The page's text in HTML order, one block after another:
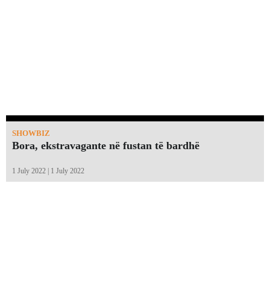
SHOWBIZ
Bora, ekstravagante në fustan të bardhë
1 July 2022 | 1 July 2022